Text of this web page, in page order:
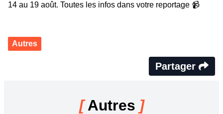
14 au 19 août. Toutes les infos dans votre reportage 📹
Autres
Partager
[Autres ]